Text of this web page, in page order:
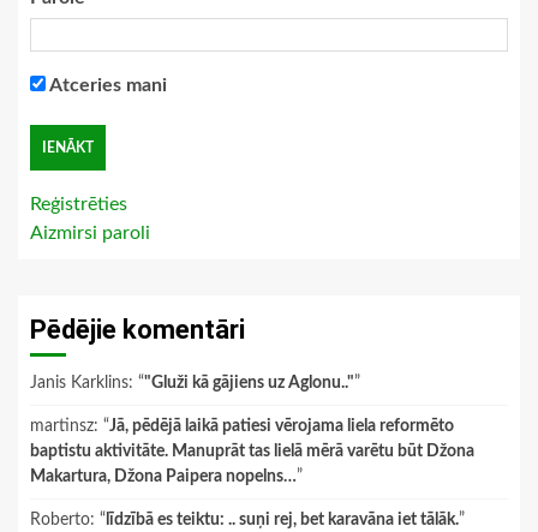
Atceries mani
Reģistrēties
Aizmirsi paroli
Pēdējie komentāri
Janis Karklins: “"Gluži kā gājiens uz Aglonu.."”
martinsz: “Jā, pēdējā laikā patiesi vērojama liela reformēto
baptistu aktivitāte. Manuprāt tas lielā mērā varētu būt Džona
Makartura, Džona Paipera nopelns…”
Roberto: “ līdzībā es teiktu: .. suņi rej, bet karavāna iet tālāk.”